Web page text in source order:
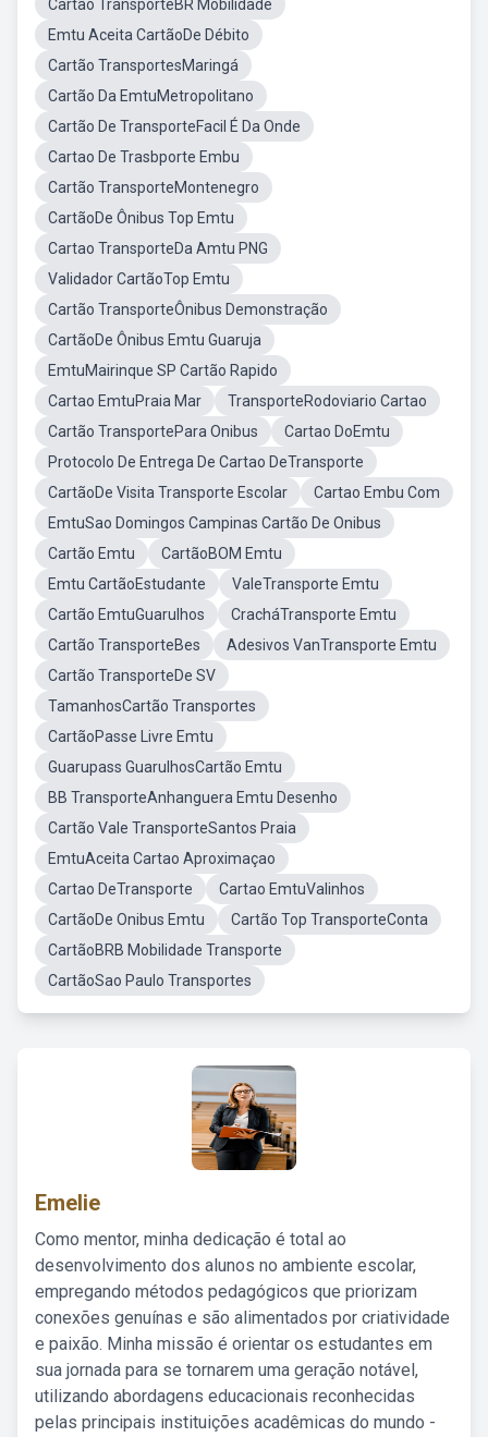
Cartão TransporteBR Mobilidade
Emtu Aceita CartãoDe Débito
Cartão TransportesMaringá
Cartão Da EmtuMetropolitano
Cartão De TransporteFacil É Da Onde
Cartao De Trasbporte Embu
Cartão TransporteMontenegro
CartãoDe Ônibus Top Emtu
Cartao TransporteDa Amtu PNG
Validador CartãoTop Emtu
Cartão TransporteÔnibus Demonstração
CartãoDe Ônibus Emtu Guaruja
EmtuMairinque SP Cartão Rapido
Cartao EmtuPraia Mar
TransporteRodoviario Cartao
Cartão TransportePara Onibus
Cartao DoEmtu
Protocolo De Entrega De Cartao DeTransporte
CartãoDe Visita Transporte Escolar
Cartao Embu Com
EmtuSao Domingos Campinas Cartão De Onibus
Cartão Emtu
CartãoBOM Emtu
Emtu CartãoEstudante
ValeTransporte Emtu
Cartão EmtuGuarulhos
CracháTransporte Emtu
Cartão TransporteBes
Adesivos VanTransporte Emtu
Cartão TransporteDe SV
TamanhosCartão Transportes
CartãoPasse Livre Emtu
Guarupass GuarulhosCartão Emtu
BB TransporteAnhanguera Emtu Desenho
Cartão Vale TransporteSantos Praia
EmtuAceita Cartao Aproximaçao
Cartao DeTransporte
Cartao EmtuValinhos
CartãoDe Onibus Emtu
Cartão Top TransporteConta
CartãoBRB Mobilidade Transporte
CartãoSao Paulo Transportes
Emelie
Como mentor, minha dedicação é total ao
desenvolvimento dos alunos no ambiente escolar,
empregando métodos pedagógicos que priorizam
conexões genuínas e são alimentados por criatividade
e paixão. Minha missão é orientar os estudantes em
sua jornada para se tornarem uma geração notável,
utilizando abordagens educacionais reconhecidas
pelas principais instituições acadêmicas do mundo -